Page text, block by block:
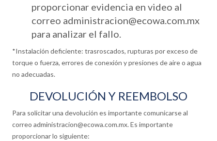
proporcionar evidencia en video al
correo administracion@ecowa.com.mx
para analizar el fallo.
*Instalación deficiente: trasroscados, rupturas por exceso de
torque o fuerza, errores de conexión y presiones de aire o agua
no adecuadas.
DEVOLUCIÓN Y REEMBOLSO
Para solicitar una devolución es importante comunicarse al
correo administracion@ecowa.com.mx. Es importante
proporcionar lo siguiente: